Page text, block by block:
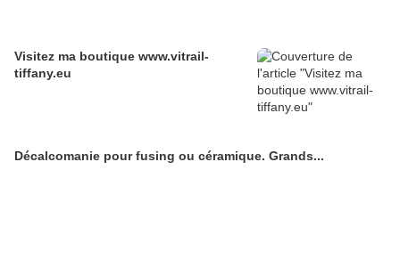
Visitez ma boutique www.vitrail-
tiffany.eu
Décalcomanie pour fusing ou céramique. Grands...